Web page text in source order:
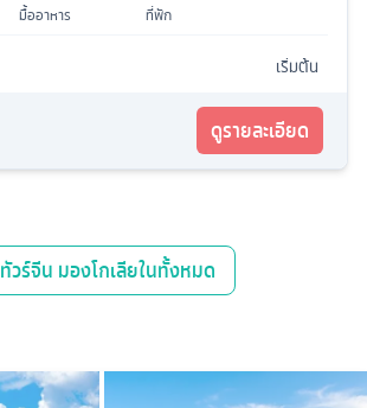
มื้ออาหาร ที่พัก
เริ่มต้น
ดูรายละเอียด
ทัวร์จีน มองโกเลียในทั้งหมด